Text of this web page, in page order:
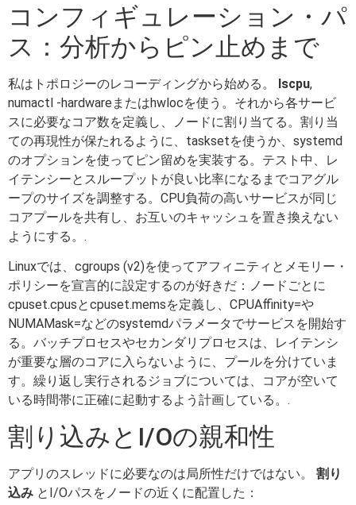
コンフィギュレーション・パ
ス：分析からピン止めまで
私はトポロジーのレコーディングから始める。 lscpu,
numactl -hardwareまたはhwlocを使う。それから各サービ
スに必要なコア数を定義し、ノードに割り当てる。割り当
ての再現性が保たれるように、tasksetを使うか、systemd
のオプションを使ってピン留めを実装する。テスト中、レ
イテンシーとスループットが良い比率になるまでコアグル
ープのサイズを調整する。CPU負荷の高いサービスが同じ
コアプールを共有し、お互いのキャッシュを置き換えない
ようにする。.
Linuxでは、cgroups (v2)を使ってアフィニティとメモリー・
ポリシーを宣言的に設定するのが好きだ：ノードごとに
cpuset.cpusとcpuset.memsを定義し、CPUAffinity=や
NUMAMask=などのsystemdパラメータでサービスを開始す
る。バッチプロセスやセカンダリプロセスは、レイテンシ
が重要な層のコアに入らないように、プールを分けていま
す。繰り返し実行されるジョブについては、コアが空いて
いる時間帯に正確に起動するよう計画している。.
割り込みとI/Oの親和性
アプリのスレッドに必要なのは局所性だけではない。 割り
込み とI/Oパスをノードの近くに配置した：